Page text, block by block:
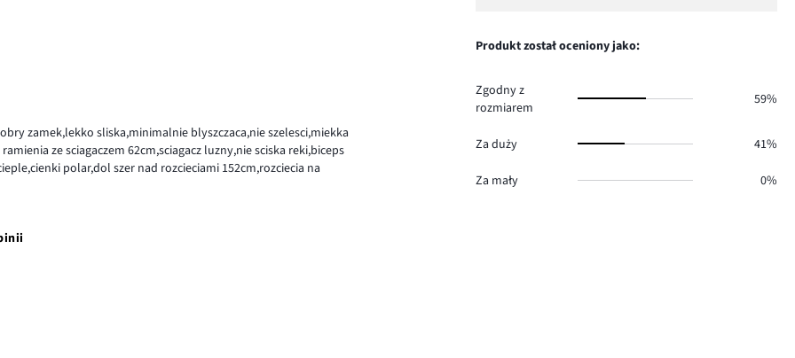
zamek,lekko sliska,minimalnie blyszczaca,nie szelesci,miekka
ze sciagaczem 62cm,sciagacz luzny,nie sciska reki,biceps
polar,dol szer nad rozcieciami 152cm,rozciecia na
0.
głosów
Produkt został oceniony jako:
Zgodny z
rozmiarem
59%
Za duży 41%
Za mały 0%